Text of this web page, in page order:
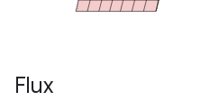
Flux